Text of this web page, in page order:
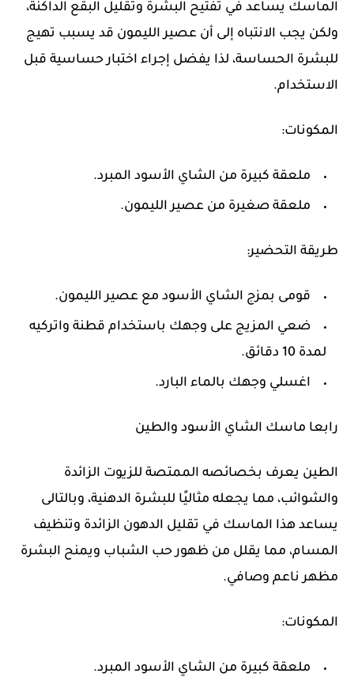
الماسك يساعد في تفتيح البشرة وتقليل البقع الداكنة،
ولكن يجب الانتباه إلى أن عصير الليمون قد يسبب تهيج
للبشرة الحساسة، لذا يفضل إجراء اختبار حساسية قبل
الاستخدام.
المكونات:
ملعقة كبيرة من الشاي الأسود المبرد.
ملعقة صغيرة من عصير الليمون.
طريقة التحضير:
قومى بمزج الشاي الأسود مع عصير الليمون.
ضعي المزيج على وجهك باستخدام قطنة واتركيه
لمدة 10 دقائق.
اغسلي وجهك بالماء البارد.
رابعا ماسك الشاي الأسود والطين
الطين يعرف بخصائصه الممتصة للزيوت الزائدة
والشوائب، مما يجعله مثاليًا للبشرة الدهنية، وبالتالى
يساعد هذا الماسك في تقليل الدهون الزائدة وتنظيف
المسام، مما يقلل من ظهور حب الشباب ويمنح البشرة
مظهر ناعم وصافي.
المكونات:
ملعقة كبيرة من الشاي الأسود المبرد.